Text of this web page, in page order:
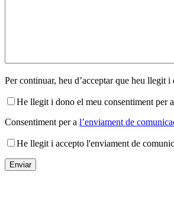
Per continuar, heu d’acceptar que heu llegit
He llegit i dono el meu consentiment per
Consentiment per a l’enviament de
He llegit i accepto l'enviament de